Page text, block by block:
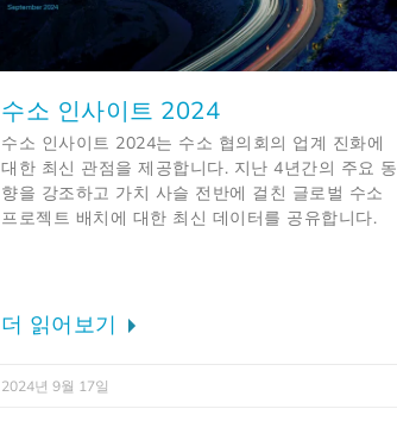
수소 인사이트 2024
수소 인사이트 2024는 수소 협의회의 업계 진화에
대한 최신 관점을 제공합니다. 지난 4년간의 주요 동
향을 강조하고 가치 사슬 전반에 걸친 글로벌 수소
프로젝트 배치에 대한 최신 데이터를 공유합니다.
더 읽어보기
2024년 9월 17일